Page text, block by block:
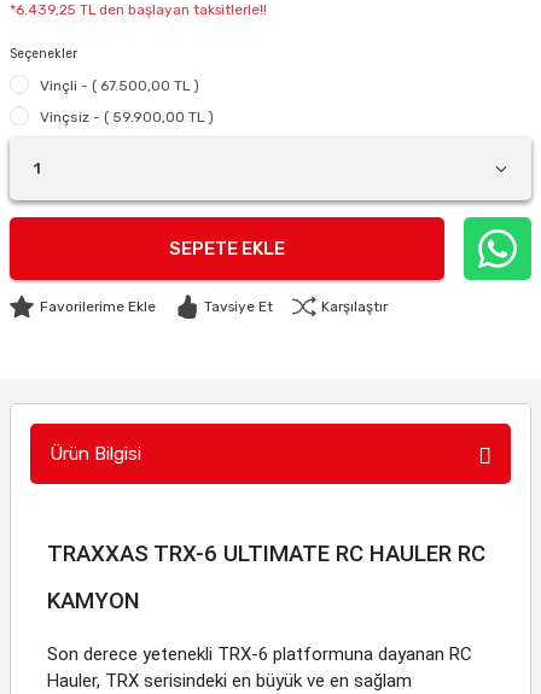
*6.439,25 TL den başlayan taksitlerle!!
Seçenekler
Vinçli - ( 67.500,00 TL )
Vinçsiz - ( 59.900,00 TL )
SEPETE EKLE
Tavsiye Et Karşılaştır
Ürün Bilgisi
TRAXXAS TRX-6 ULTIMATE RC HAULER RC
KAMYON
Son derece yetenekli TRX-6 platformuna dayanan RC
Hauler, TRX serisindeki en büyük ve en sağlam